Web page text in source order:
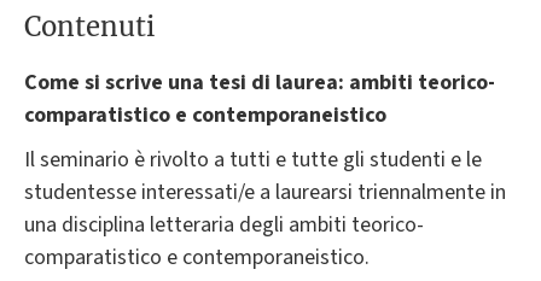
Contenuti
Come si scrive una tesi di laurea: ambiti teorico-
comparatistico e contemporaneistico
Il seminario è rivolto a tutti e tutte gli studenti e le
studentesse interessati/e a laurearsi triennalmente in
una disciplina letteraria degli ambiti teorico-
comparatistico e contemporaneistico.